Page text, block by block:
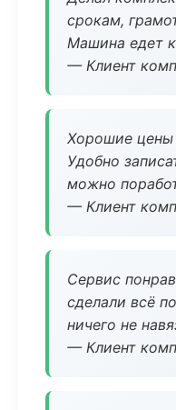
срокам,
Машина едет
— Клиент
Хорошие цены
Удобно
можно
— Клиент
Сервис
сделали всё
ничего не
— Клиент